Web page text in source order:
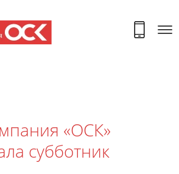
«ОСК»
субботник